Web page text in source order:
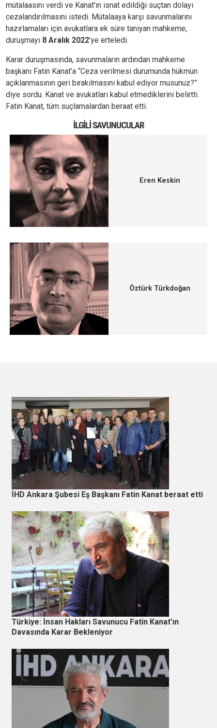
mütalaasını verdi ve Kanat'ın isnat edildiği suçtan dolayı
cezalandırılmasını istedi. Mütalaaya karşı savunmalarını
hazırlamaları için avukatlara ek süre tanıyan mahkeme,
duruşmayı 8 Aralık 2022’ye erteledi.
Karar duruşmasında, savunmaların ardından mahkeme
başkanı Fatin Kanat’a “Ceza verilmesi durumunda hükmün
açıklanmasının geri bırakılmasını kabul ediyor musunuz?”
diye sordu. Kanat ve avukatları kabul etmediklerini belirtti.
Fatin Kanat, tüm suçlamalardan beraat etti.
İLGILI SAVUNUCULAR
Eren Keskin
Öztürk Türkdoğan
İHD Ankara Şubesi Eş Başkanı Fatin Kanat beraat etti
Türkiye: İnsan Hakları Savunucu Fatin Kanat'ın
Davasında Karar Bekleniyor